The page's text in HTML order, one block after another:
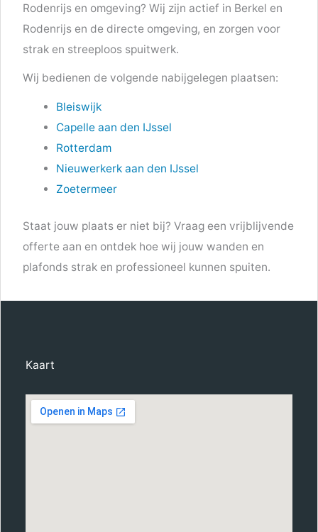
Rodenrijs en omgeving? Wij zijn actief in Berkel en
Rodenrijs en de directe omgeving, en zorgen voor
strak en streeploos spuitwerk.
Wij bedienen de volgende nabijgelegen plaatsen:
Bleiswijk
Capelle aan den IJssel
Rotterdam
Nieuwerkerk aan den IJssel
Zoetermeer
Staat jouw plaats er niet bij? Vraag een vrijblijvende
offerte aan en ontdek hoe wij jouw wanden en
plafonds strak en professioneel kunnen spuiten.
Kaart